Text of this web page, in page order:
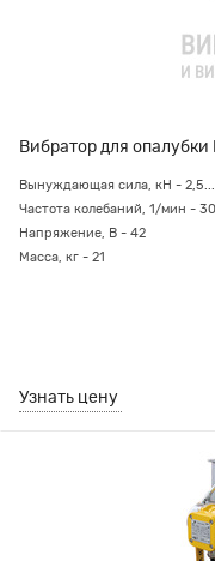
Вибратор для
Вынуждающая сила, кН -
Частота колебаний, 1/мин -
Напряжение, В - 42
Масса, кг - 21
Узнать цену